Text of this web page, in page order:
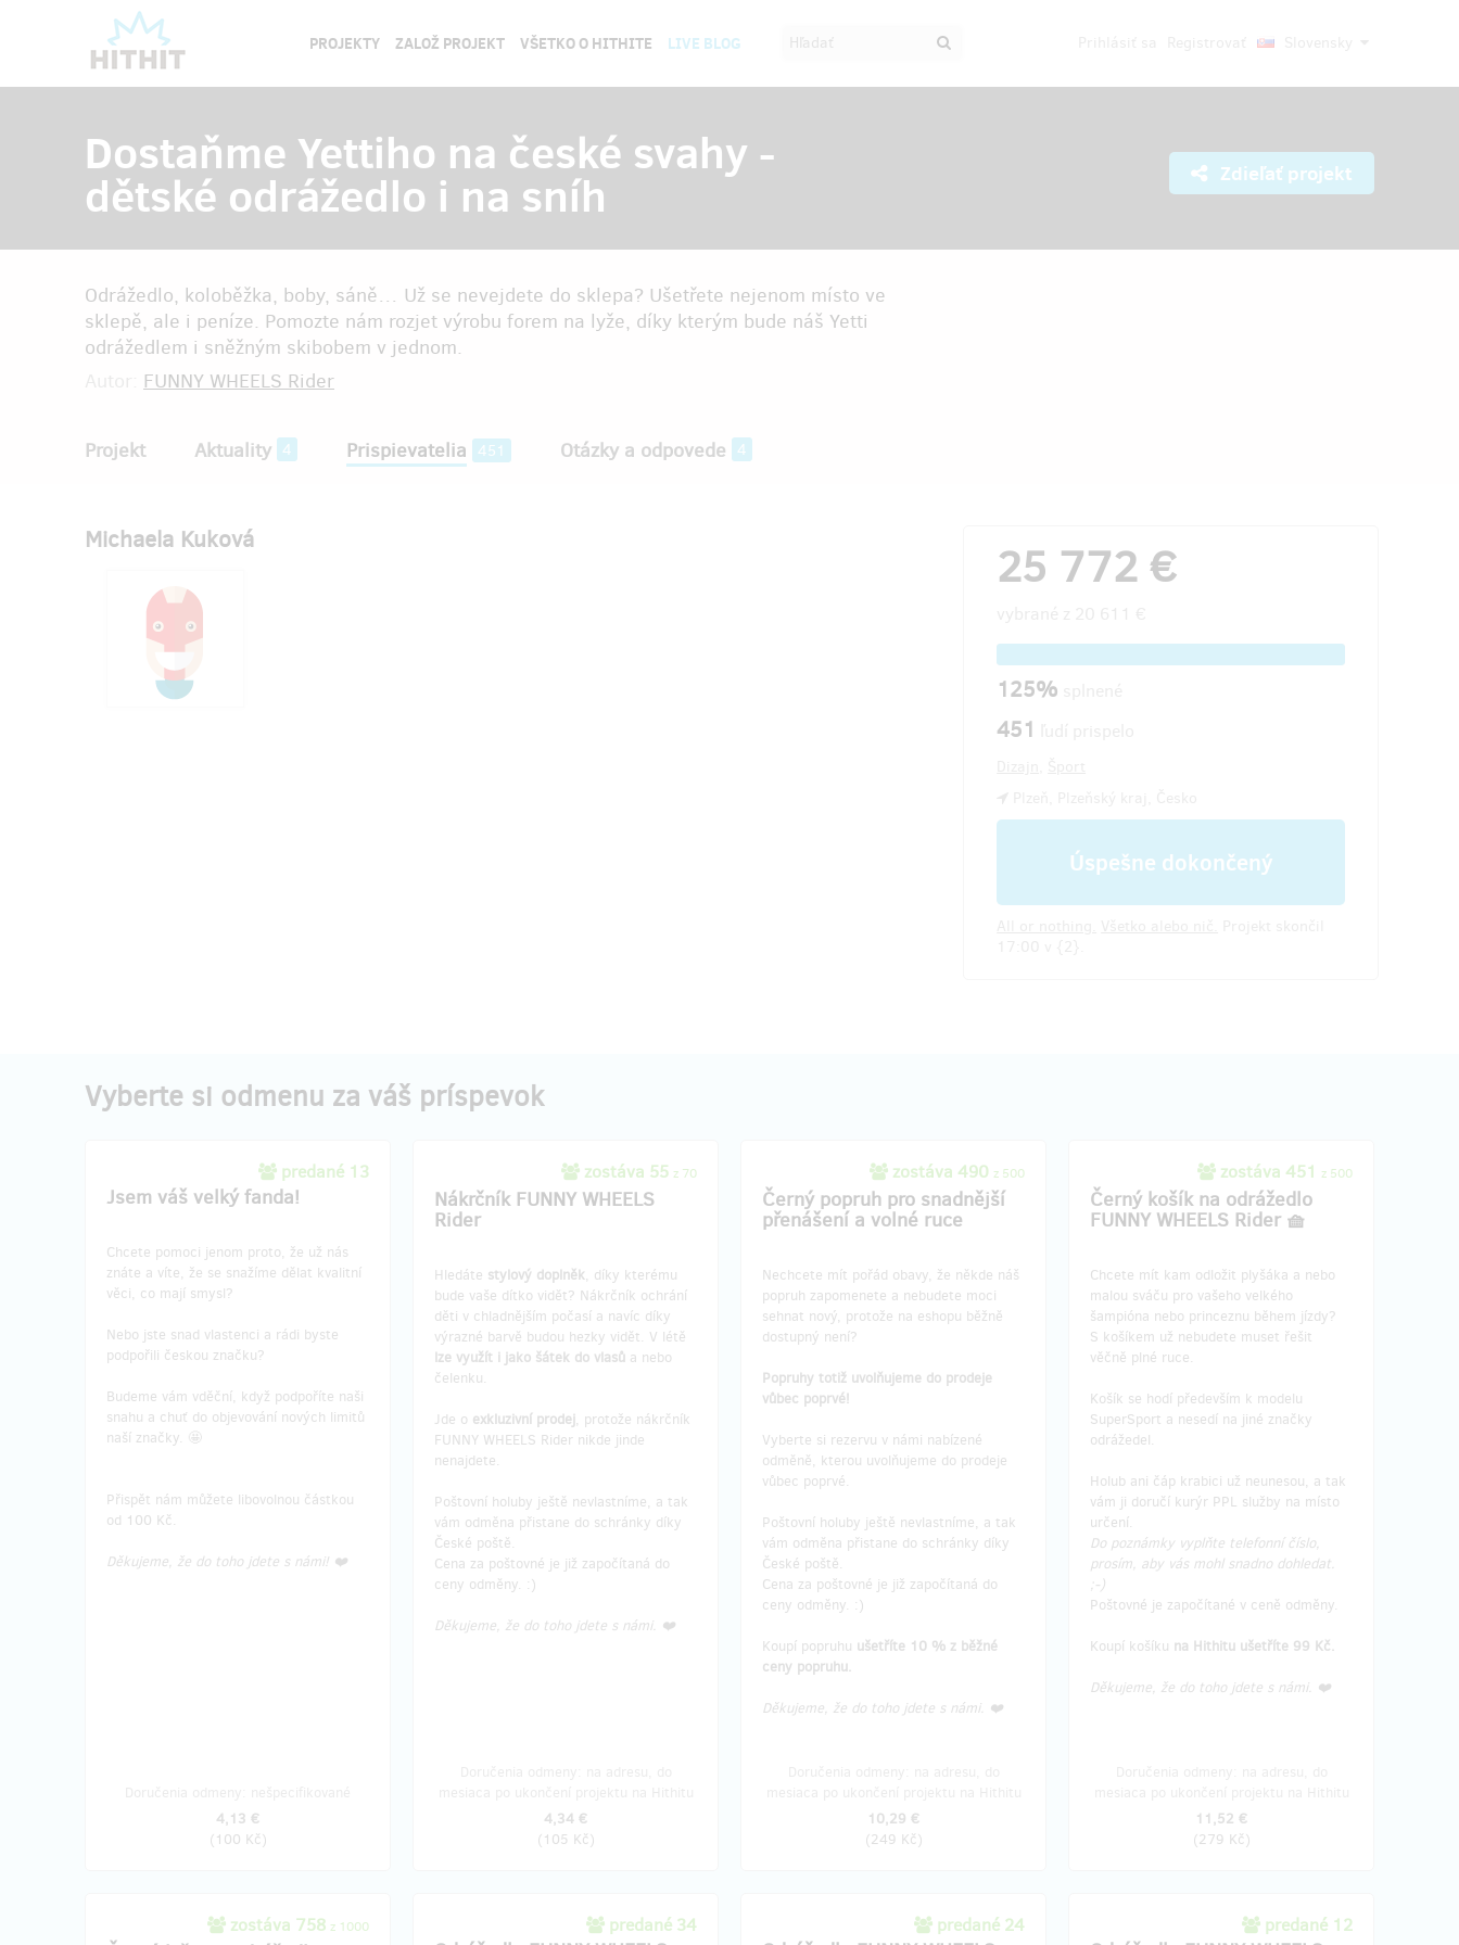
PROJEKTY ZALOŽ PROJEKT VŠETKO O HITHITE LIVE BLOG
Dostaňme Yettiho na české svahy -
dětské odrážedlo i na sníh Zdieľať projekt
Odrážedlo, koloběžka, boby, sáně… Už se nevejdete do sklepa? Ušetřete nejenom místo ve
sklepě, ale i peníze. Pomozte nám rozjet výrobu forem na lyže, díky kterým bude náš Yetti
odrážedlem i sněžným skibobem v jednom.
FUNNY WHEELS Rider
Projekt Aktuality 4 Prispievatelia 451 Otázky a odpovede 4
Michaela Kuková 25 772 €
125%
451
Úspešne dokončený
Vyberte si odmenu za váš príspevok
predané 13
Jsem váš velký fanda!
Chcete pomoci jenom proto, že už nás
znáte a víte, že se snažíme dělat kvalitní
věci, co mají smysl?
Nebo jste snad vlastenci a rádi byste
podpořili českou značku?
Budeme vám vděční, když podpoříte naši
snahu a chuť do objevování nových limitů
naší značky. 🤩
Přispět nám můžete libovolnou částkou
od 100 Kč.
Děkujeme, že do toho jdete s námi! ❤️
4,13 €
(100 Kč)
zostáva 55 z 70
Nákrčník FUNNY WHEELS
Rider
Hledáte stylový doplněk, díky kterému
bude vaše dítko vidět? Nákrčník ochrání
děti v chladnějším počasí a navíc díky
výrazné barvě budou hezky vidět. V létě
lze využít i jako šátek do vlasů a nebo
čelenku.
Jde o exkluzivní prodej, protože nákrčník
FUNNY WHEELS Rider nikde jinde
nenajdete.
Poštovní holuby ještě nevlastníme, a tak
vám odměna přistane do schránky díky
České poště.
Cena za poštovné je již započítaná do
ceny odměny. :)
Děkujeme, že do toho jdete s námi. ❤️
4,34 €
(105 Kč)
zostáva 490 z 500
Černý popruh pro snadnější
přenášení a volné ruce
Nechcete mít pořád obavy, že někde náš
popruh zapomenete a nebudete moci
sehnat nový, protože na eshopu běžně
dostupný není?
Popruhy totiž uvolňujeme do prodeje
vůbec poprvé!
Vyberte si rezervu v námi nabízené
odměně, kterou uvolňujeme do prodeje
vůbec poprvé.
Poštovní holuby ještě nevlastníme, a tak
vám odměna přistane do schránky díky
České poště.
Cena za poštovné je již započítaná do
ceny odměny. :)
Koupí popruhu ušetříte 10 % z běžné
ceny popruhu.
Děkujeme, že do toho jdete s námi. ❤️
10,29 €
(249 Kč)
zostáva 451 z 500
Černý košík na odrážedlo
FUNNY WHEELS Rider 🧺
Chcete mít kam odložit plyšáka a nebo
malou sváču pro vašeho velkého
šampióna nebo princeznu během jízdy?
S košíkem už nebudete muset řešit
věčně plné ruce.
Košík se hodí především k modelu
SuperSport a nesedí na jiné značky
odrážedel.
Holub ani čáp krabici už neunesou, a tak
vám ji doručí kurýr PPL služby na místo
určení.
Do poznámky vyplňte telefonní číslo,
prosím, aby vás mohl snadno dohledat.
;-)
Poštovné je započítané v ceně odměny.
Koupí košíku na Hithitu ušetříte 99 Kč.
Děkujeme, že do toho jdete s námi. ❤️
11,52 €
(279 Kč)
zostáva 758 z 1000 predané 34 predané 24 predané 12